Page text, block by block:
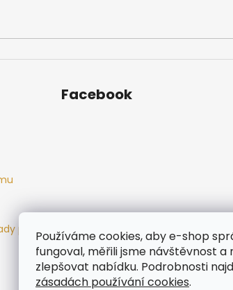
Používáme cookies, aby e-shop
fungoval, měřili jsme návštěvnost a
zlepšovat nabídku. Podrobnosti
zásadách používání cookies.
Facebook
používání cookies Ochrana osobních údajů